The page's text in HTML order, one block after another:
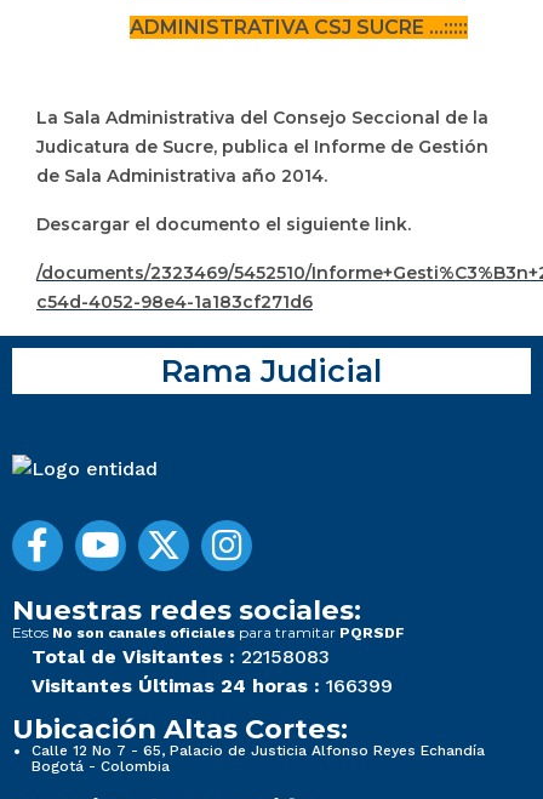
ADMINISTRATIVA CSJ SUCRE ...:::::
La Sala Administrativa del Consejo Seccional de la
Judicatura de Sucre, publica el Informe de Gestión
de Sala Administrativa año 2014.
Descargar el documento el siguiente link.
/documents/2323469/5452510/
c54d-4052-98e4-1a183cf271d6
Rama Judicial
Nuestras redes sociales:
Estos No son canales oficiales para tramitar PQRSDF
Total de Visitantes : 22158083
Visitantes Últimas 24 horas : 166399
Ubicación Altas Cortes:
Calle 12 No 7 - 65, Palacio de Justicia Alfonso Reyes Echandía
Bogotá - Colombia